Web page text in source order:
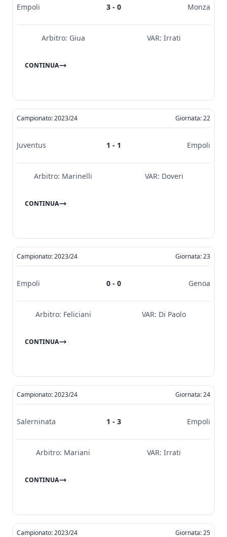
Empoli 3 - 0 Monza
Arbitro: Giua VAR: Irrati
CONTINUA
Campionato: 2023/24 Giornata: 22
Juventus 1 - 1 Empoli
Arbitro: Marinelli VAR: Doveri
CONTINUA
Campionato: 2023/24 Giornata: 23
Empoli 0 - 0 Genoa
Arbitro: Feliciani VAR: Di Paolo
CONTINUA
Campionato: 2023/24 Giornata: 24
Salerninata 1 - 3 Empoli
Arbitro: Mariani VAR: Irrati
CONTINUA
Campionato: 2023/24 Giornata: 25